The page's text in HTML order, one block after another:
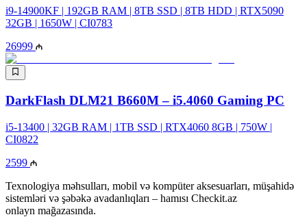
i9-14900KF | 192GB RAM | 8TB SSD | 8TB HDD | RTX5090
32GB | 1650W | CI0783
26999
DarkFlash DLM21 B660M – i5.4060 Gaming PC
i5-13400 | 32GB RAM | 1TB SSD | RTX4060 8GB | 750W |
CI0822
2599
Texnologiya məhsulları, mobil və kompüter aksesuarları, müşahidə
sistemləri və şəbəkə avadanlıqları – hamısı Checkit.az
onlayn mağazasında.